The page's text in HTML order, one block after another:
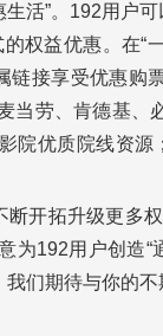
活”。192用户可
的权益优惠。在“
链接享受优惠购
当劳、肯德基、
院优质院线资源
断开拓升级更多
为192用户创造“
们期待与你的不